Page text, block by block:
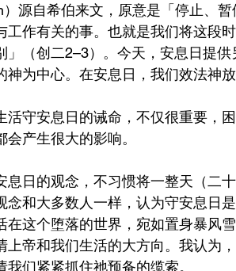
源自希伯来文，原意是「停止、
工作有关的事。也就是我们将这段
」（创二2–3）。今天，安息日提
神为中心。在安息日，我们效法神放
活守安息日的诫命，不仅很重要，
产生很大的影响。
息日的观念，不习惯将一整天（二
念和大多数人一样，认为守安息日
在这个堕落的世界，宛如置身暴风
上帝和我们生活的大方向。我认为
们紧紧抓住祂预备的缆索。